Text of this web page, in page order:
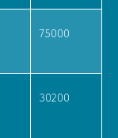
75000
30200